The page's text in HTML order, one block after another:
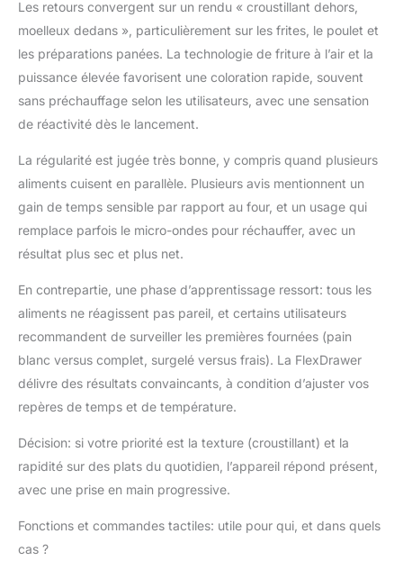
(prise EU), Tiroir
Antiadhésif de 10.4L,
Compatible avec le
Lave-Vaisselle,
Plaque Croustillantes,
Guide de Recettes créé
Couleur: Noir & Cuivre
DIMENSIONS :
H32.7cm x W31.6cm x
D49.6cm.
Les retours convergent sur un rendu « croustillant dehors,
moelleux dedans », particulièrement sur les frites, le poulet et
les préparations panées. La technologie de friture à l’air et la
puissance élevée favorisent une coloration rapide, souvent
sans préchauffage selon les utilisateurs, avec une sensation
de réactivité dès le lancement.
La régularité est jugée très bonne, y compris quand plusieurs
aliments cuisent en parallèle. Plusieurs avis mentionnent un
gain de temps sensible par rapport au four, et un usage qui
remplace parfois le micro-ondes pour réchauffer, avec un
résultat plus sec et plus net.
En contrepartie, une phase d’apprentissage ressort: tous les
aliments ne réagissent pas pareil, et certains utilisateurs
recommandent de surveiller les premières fournées (pain
blanc versus complet, surgelé versus frais). La FlexDrawer
délivre des résultats convaincants, à condition d’ajuster vos
repères de temps et de température.
Décision: si votre priorité est la texture (croustillant) et la
rapidité sur des plats du quotidien, l’appareil répond présent,
avec une prise en main progressive.
Fonctions et commandes tactiles: utile pour qui, et dans quels
cas ?